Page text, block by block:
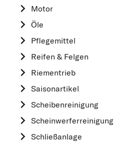
Motor
Öle
Pflegemittel
Reifen & Felgen
Riementrieb
Saisonartikel
Scheibenreinigung
Scheinwerferreinigung
Schließanlage